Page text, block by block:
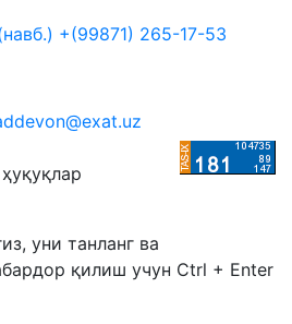
+(99871) 265-17-53
уни танланг ва
қилиш учун Ctrl + Enter